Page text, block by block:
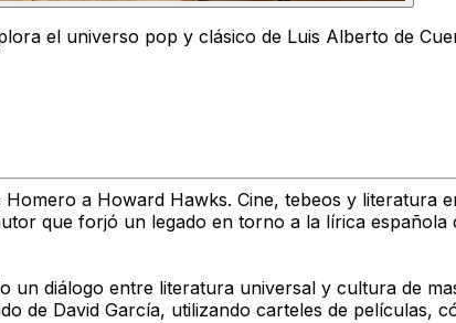
el universo pop y clásico de Luis Alberto de
a Howard Hawks. Cine, tebeos y literatura
que forjó un legado en torno a la lírica española
un diálogo entre literatura universal y cultura de
de David García, utilizando carteles de películas,